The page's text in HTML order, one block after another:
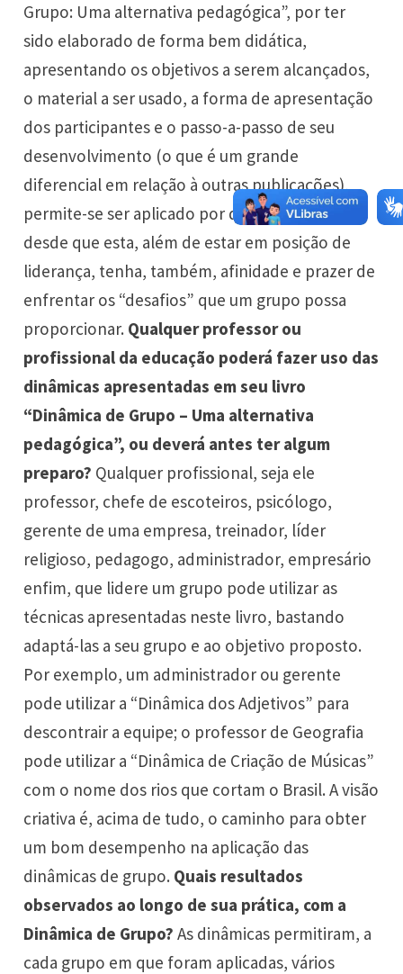
Grupo: Uma alternativa pedagógica”, por ter
sido elaborado de forma bem didática,
apresentando os objetivos a serem alcançados,
o material a ser usado, a forma de apresentação
dos participantes e o passo-a-passo de seu
desenvolvimento (o que é um grande
diferencial em relação à outras publicações),
permite-se ser aplicado por qualquer pessoa,
desde que esta, além de estar em posição de
liderança, tenha, também, afinidade e prazer de
enfrentar os “desafios” que um grupo possa
proporcionar. Qualquer professor ou
profissional da educação poderá fazer uso das
dinâmicas apresentadas em seu livro
“Dinâmica de Grupo – Uma alternativa
pedagógica”, ou deverá antes ter algum
preparo? Qualquer profissional, seja ele
professor, chefe de escoteiros, psicólogo,
gerente de uma empresa, treinador, líder
religioso, pedagogo, administrador, empresário
enfim, que lidere um grupo pode utilizar as
técnicas apresentadas neste livro, bastando
adaptá-las a seu grupo e ao objetivo proposto.
Por exemplo, um administrador ou gerente
pode utilizar a “Dinâmica dos Adjetivos” para
descontrair a equipe; o professor de Geografia
pode utilizar a “Dinâmica de Criação de Músicas”
com o nome dos rios que cortam o Brasil. A visão
criativa é, acima de tudo, o caminho para obter
um bom desempenho na aplicação das
dinâmicas de grupo. Quais resultados
observados ao longo de sua prática, com a
Dinâmica de Grupo?As dinâmicas permitiram, a
cada grupo em que foram aplicadas, vários